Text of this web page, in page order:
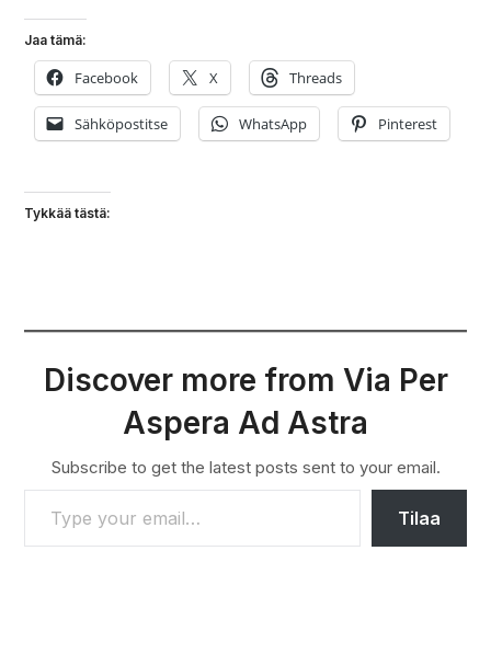
Jaa tämä:
Facebook X Threads
Sähköpostitse WhatsApp Pinterest
Tykkää tästä:
Discover more from Via Per
Aspera Ad Astra
Subscribe to get the latest posts sent to your email.
TYPE YOUR EMAIL…
Tilaa